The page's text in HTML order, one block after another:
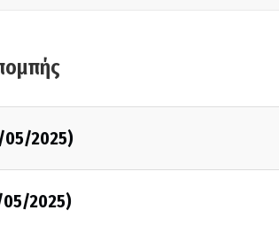
05/2025)
2025)